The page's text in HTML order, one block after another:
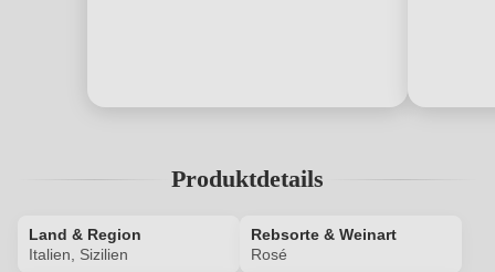
Produktdetails
Land & Region
Italien, Sizilien
Rebsorte & Weinart
Rosé